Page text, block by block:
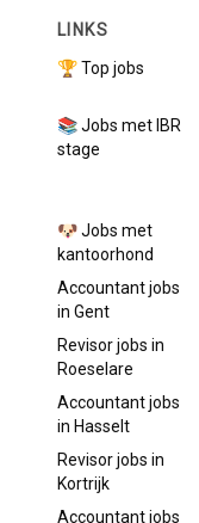
LINKS
🏆 Top jobs
📚 Jobs met IBR
stage
🐶 Jobs met
kantoorhond
Accountantjobs
in Gent
Revisorjobs in
Roeselare
Accountantjobs
in Hasselt
Revisorjobs in
Kortrijk
Accountantjobs